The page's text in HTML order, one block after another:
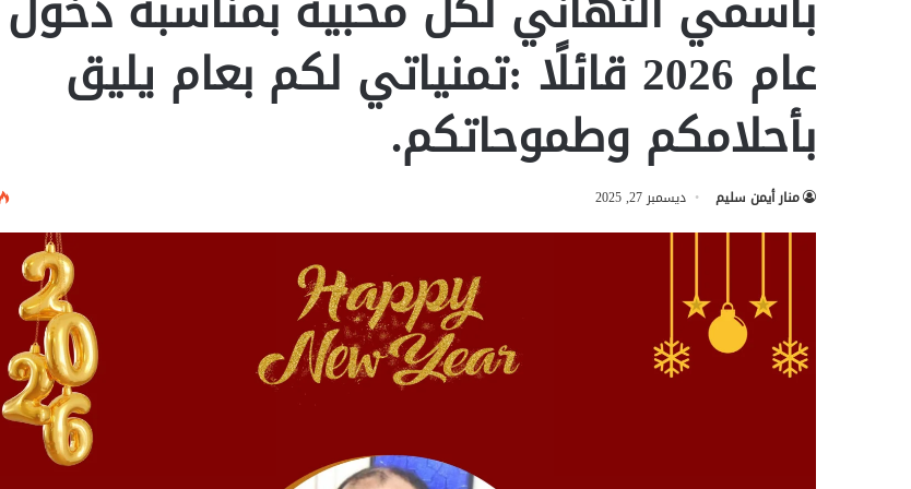
عام 2026 قائلًا :تمنياتي لكم بعام يليق
بأحلامكم وطموحاتكم.
منار أيمن سليم ديسمبر 27, 2025